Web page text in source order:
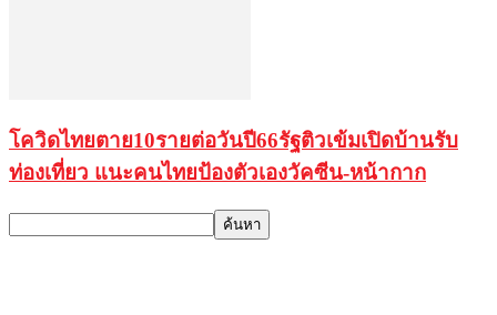
โควิดไทยตาย10รายต่อวันปี66รัฐติวเข้มเปิดบ้านรับ
ท่องเที่ยว แนะคนไทยป้องตัวเองวัคซีน-หน้ากาก